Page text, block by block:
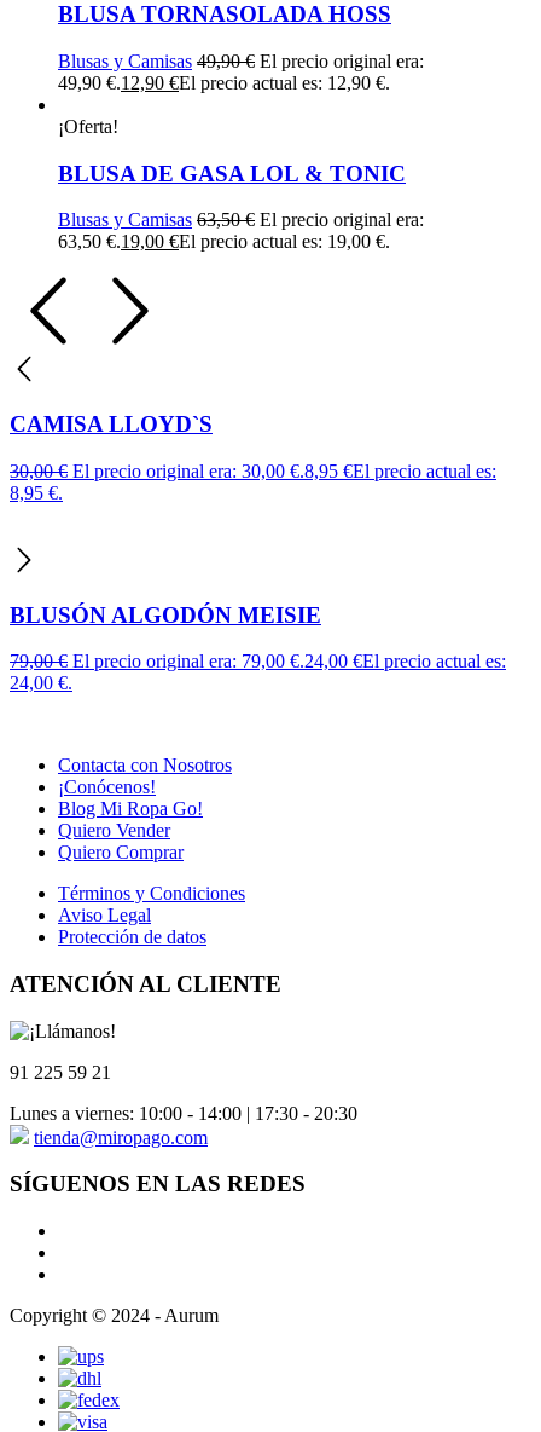
BLUSA TORNASOLADA HOSS
Blusas y Camisas 49,90€ El precio original era:
49,90 €.12,90 €El precio actual es: 12,90 €.
¡Oferta!
BLUSA DE GASA LOL & TONIC
Blusas y Camisas 63,50€ El precio original era:
63,50 €.19,00 €El precio actual es: 19,00 €.
CAMISA LLOYD`S
30,00€ El precio original era: 30,00 €.8,95 €El precio actual es:
8,95 €.
BLUSÓN ALGODÓN MEISIE
79,00€ El precio original era: 79,00 €.24,00 €El precio actual es:
24,00 €.
Contacta con Nosotros
¡Conócenos!
Blog Mi Ropa Go!
Quiero Vender
Quiero Comprar
Términos y Condiciones
Aviso Legal
Protección de datos
ATENCIÓN AL CLIENTE
91 225 59 21
Lunes a viernes: 10:00 - 14:00 | 17:30 - 20:30
tienda@miropago.com
SÍGUENOS EN LAS REDES
Copyright © 2024 - Aurum